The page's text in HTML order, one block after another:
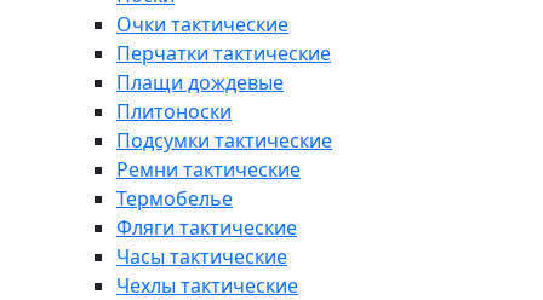
Очки тактические
Перчатки тактические
Плащи дождевые
Плитоноски
Подсумки тактические
Ремни тактические
Термобелье
Фляги тактические
Часы тактические
Чехлы тактические